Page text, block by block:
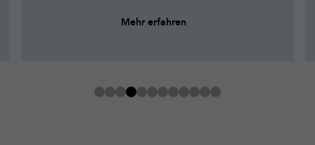
Mehr erfahren